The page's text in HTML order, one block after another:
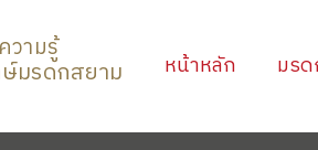
วามรู้
มรดกสยาม หน้าหลัก มรด